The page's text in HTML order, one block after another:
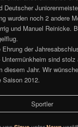
Deutscher
wurden noch 2 andere
und Manuel Reinicke.
der
sind stolz
diesem Jahr. Wir
Saison 2012.